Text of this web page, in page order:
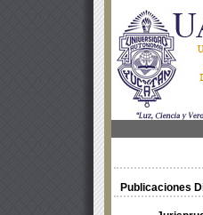
Publicaciones